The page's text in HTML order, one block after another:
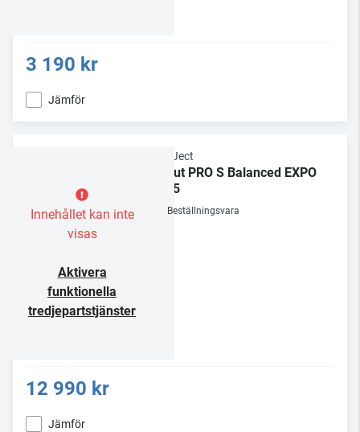
3 190 kr
Jämför
Innehållet kan inte
visas
Aktivera
funktionella
tredjepartstjänster
Pro-Ject
Debut PRO S Balanced EXPO
2025
Beställningsvara
12 990 kr
Jämför